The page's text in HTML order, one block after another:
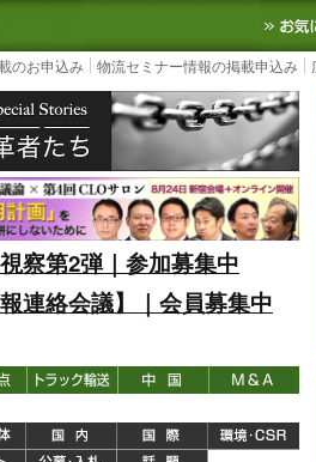
物流ニュースサイト
3PL, SCMなど国内外の
のお申込み 物流セミナー情報の掲載申込み
察第2弾｜参加募集中
連絡会議】｜会員募集中